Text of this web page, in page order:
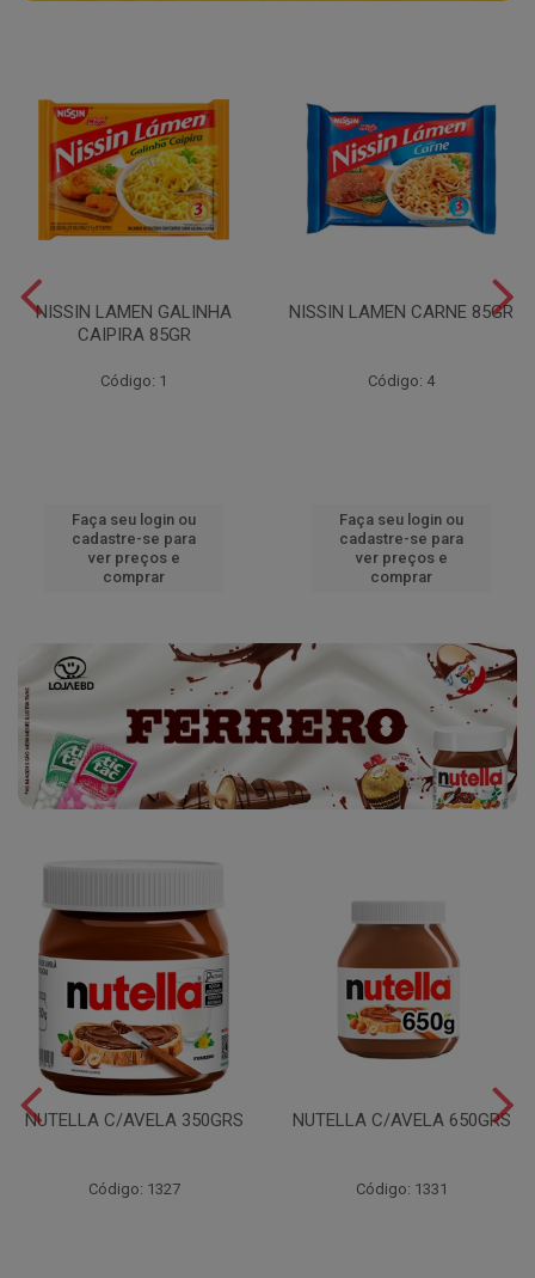
NISSIN LAMEN GALINHA
CAIPIRA 85GR
Código: 1
Faça seu login ou
cadastre-se para
ver preços e
comprar
NISSIN LAMEN CARNE 85GR
Código: 4
Faça seu login ou
cadastre-se para
ver preços e
comprar
NUTELLA C/AVELA 350GRS
Código: 1327
NUTELLA C/AVELA 650GRS
Código: 1331